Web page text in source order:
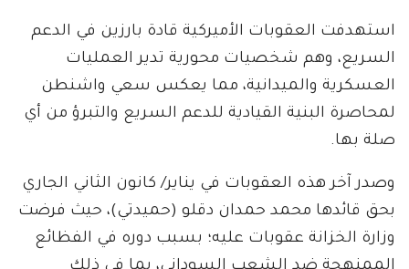
استهدفت العقوبات الأميركية قادة بارزين في الدعم
السريع، وهم شخصيات محورية تدير العمليات
العسكرية والميدانية، مما يعكس سعي واشنطن
لمحاصرة البنية القيادية للدعم السريع والتبرؤ من أي
صلة بها.
وصدر آخر هذه العقوبات في يناير/ كانون الثاني الجاري
بحق قائدها محمد حمدان دقلو (حميدتي)، حيث فرضت
وزارة الخزانة عقوبات عليه؛ بسبب دوره في الفظائع